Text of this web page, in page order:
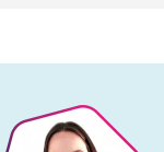
Je découvre